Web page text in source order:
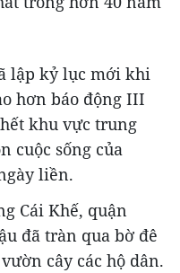
lập kỷ lục mới khi
hơn báo động III
khu vực trung
cuộc sống của
liền.
Cái Khế, quận
đã tràn qua bờ đê
cây các hộ dân.